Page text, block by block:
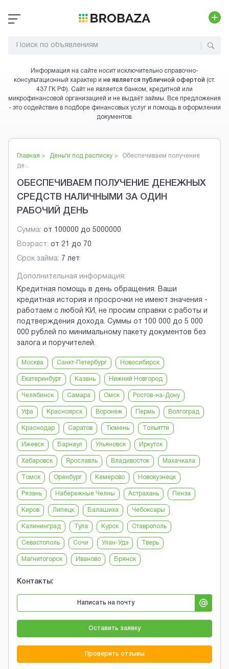
Информация на сайте носит исключительно справочно-
консультационный характер и не является публичной офертой (ст.
437 ГК РФ). Сайт не является банком, кредитной или
микрофинансовой организацией и не выдаёт займы. Все предложения
- это содействие в подборе финансовых услуг и помощь в оформлении
документов.
Главная > Деньги под расписку >
Обеспечиваем получение
де...
ОБЕСПЕЧИВАЕМ ПОЛУЧЕНИЕ ДЕНЕЖНЫХ
СРЕДСТВ НАЛИЧНЫМИ ЗА ОДИН
РАБОЧИЙ ДЕНЬ
Сумма: от 100000 до 5000000
Возраст: от 21 до 70
Срок займа: 7 лет
Дополнительная информация:
Кредитная помощь в день обращения. Ваши
кредитная история и просрочки не имеют значения -
работаем с любой КИ, не просим справки с работы и
подтверждения дохода. Суммы от 100 000 до 5 000
000 рублей по минимальному пакету документов без
залога и поручителей.
Москва Санкт-Петербург Новосибирск
Екатеринбург Казань Нижний Новгород
Челябинск Самара Омск Ростов-на-Дону
Уфа Красноярск Воронеж Пермь Волгоград
Краснодар Саратов Тюмень Тольятти
Ижевск Барнаул Ульяновск Иркутск
Хабаровск Ярославль Владивосток Махачкала
Томск Оренбург Кемерово Новокузнецк
Рязань Набережные Челны Астрахань Пенза
Киров Липецк Балашиха Чебоксары
Калининград Тула Курск Ставрополь
Севастополь Сочи Улан-Удэ Тверь
Магнитогорск Иваново Брянск
Контакты:
Написать на почту
Оставить заявку
Проверить отзывы